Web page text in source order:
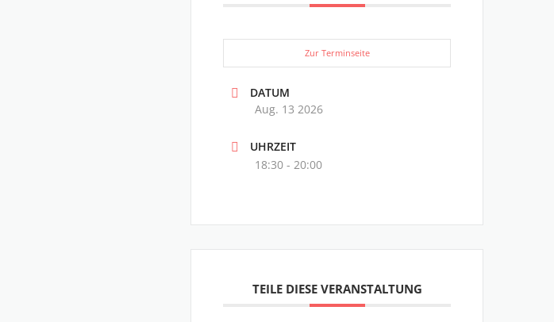
Zur Terminseite
DATUM
Aug. 13 2026
UHRZEIT
18:30 - 20:00
TEILE DIESE VERANSTALTUNG